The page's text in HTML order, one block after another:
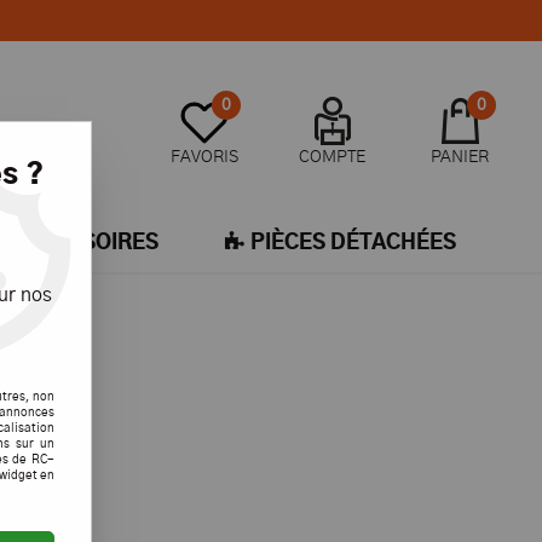
0
FAVORIS COMPTE
0
PANIER
ACCESSOIRES PIÈCES DÉTACHÉES
?
nos
non
sur un
de RC-
en